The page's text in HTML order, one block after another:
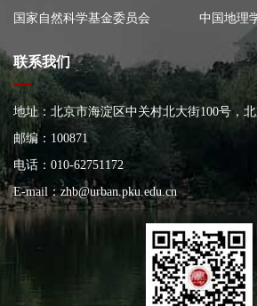
国家自然科学基金委员会
中国地理
联系我们
地址：北京市海淀区中关村北大街100号，
大楼
邮编：100871
电话：010-62751172
E-mail：zhb@urban.pku.edu.cn